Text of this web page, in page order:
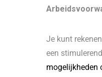
Je kunt
een
mogelijkheden